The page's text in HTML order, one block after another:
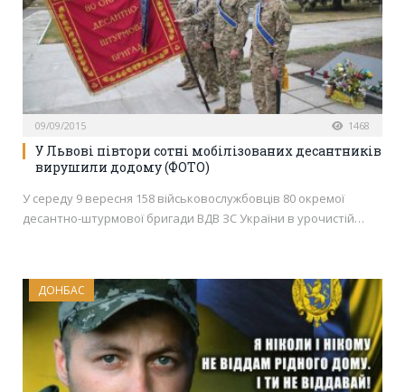
09/09/2015 1468
У Львові півтори сотні мобілізованих десантників
вирушили додому (ФОТО)
У середу 9 вересня 158 військовослужбовців 80 окремої
десантно-штурмової бригади ВДВ ЗС України в урочистій…
ДОНБАС